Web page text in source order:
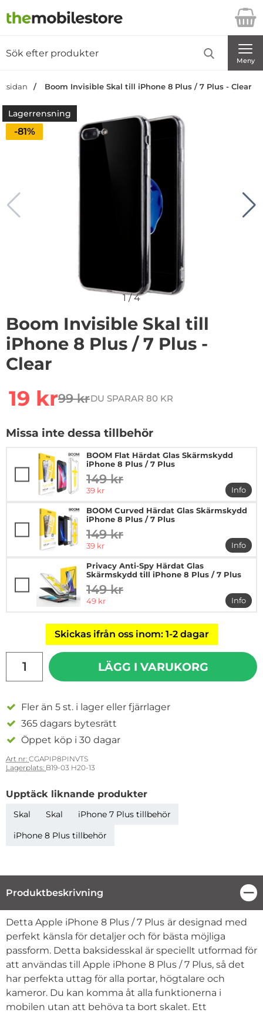
Startsidan för Danira Telecom AB
Meny
Boom Invisible Skal till iPhone 8 Plus / 7 Plus - Clear
Lagerrensning
Priset är nedsatt med
-81%
1/4
Boom Invisible Skal till
iPhone 8 Plus / 7 Plus -
Clear
rea pris
19 krtidigare pris
99 krDU SPARAR 80 KR
Missa inte dessa tillbehör
BOOM Flat Härdat Glas Skärmskydd
iPhone 8 Plus / 7 Plus
tidigare pris
149 kr
rea pris
39 kr
Info
mer
BOOM Curved Härdat Glas Skärmskydd
iPhone 8 Plus / 7 Plus
tidigare pris
149 kr
rea pris
39 kr
Info
mer
Privacy Anti-Spy Härdat Glas
Skärmskydd till iPhone 8 Plus / 7 Plus
tidigare pris
149 kr
rea pris
49 kr
Info
mer
Skickas ifrån oss inom: 1-2 dagar
LÄGG I VARUKORG
Fler än 5 st. i lager eller fjärrlager
365 dagars bytesrätt
Öppet köp i 30 dagar
Art nr: CGAPIP8PINVTS
Lagerplats: B19-03 H20-13
Upptäck liknande produkter
Skal Skal
iPhone 7 Plus tillbehör
iPhone 8 Plus tillbehör
Produktbeskrivning
Produktbeskrivning
Detta Apple iPhone 8 Plus / 7 Plus är designad med
perfekt känsla för detaljer och för bästa möjliga
passform. Detta baksidesskal är speciellt utformad för
att användas till Apple iPhone 8 Plus / 7 Plus, så det
har perfekta uttag för alla portar, högtalare och
kameror. Du kan komma åt alla funktionerna i
mobilen utan att behöva ta bort skalet. Ett